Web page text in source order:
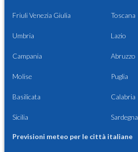
Friuli Venezia Giulia Toscana
Umbria Lazio
Campania Abruzzo
Molise Puglia
Basilicata Calabria
Sicilia Sardegna
Previsioni meteo per le città italiane